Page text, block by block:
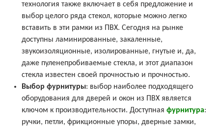
технология также включает в себя предложение и
выбор целого ряда стекол, которые можно легко
вставить в эти рамки из ПВХ. Сегодня на рынке
доступны ламинированные, закаленные,
звукоизоляционные, изолированные, гнутые и, да,
даже пуленепробиваемые стекла, и этот диапазон
стекла известен своей прочностью и прочностью.
Выбор фурнитуры: выбор наиболее подходящего
оборудования для дверей и окон из ПВХ является
ключом к производительности. Доступная фурнитура:
ручки, петли, фрикционные упоры, дверные замки,